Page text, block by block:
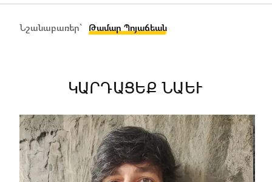
Նշանաբառեր՝ Թամար Պոյաճեան
ԿԱՐԴԱՑԵՔ ՆԱԵՒ